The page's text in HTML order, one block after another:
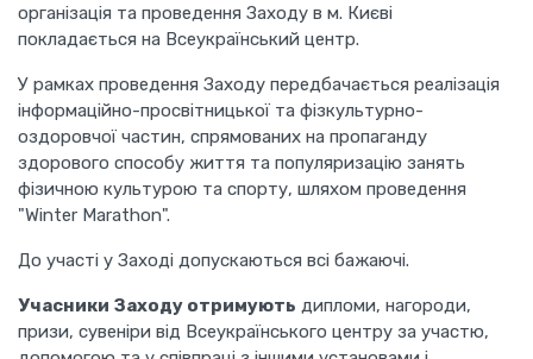
організація та проведення Заходу в м. Києві
покладається на Всеукраїнський центр.
У рамках проведення Заходу передбачається реалізація
інформаційно-просвітницької та фізкультурно-
оздоровчої частин, спрямованих на пропаганду
здорового способу життя та популяризацію занять
фізичною культурою та спорту, шляхом проведення
"Winter Marathon".
До участі у Заході допускаються всі бажаючі.
Учасники Заходу отримують дипломи, нагороди,
призи, сувеніри від Всеукраїнського центру за участю,